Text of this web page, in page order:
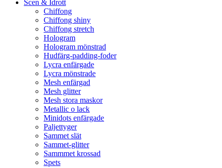
Scen & Idrott
Chiffong
Chiffong shiny
Chiffong stretch
Hologram
Hologram mönstrad
Hudfärg-padding-foder
Lycra enfärgade
Lycra mönstrade
Mesh enfärgad
Mesh glitter
Mesh stora maskor
Metallic o lack
Minidots enfärgade
Paljettyger
Sammet slät
Sammet-glitter
Sammmet krossad
Spets